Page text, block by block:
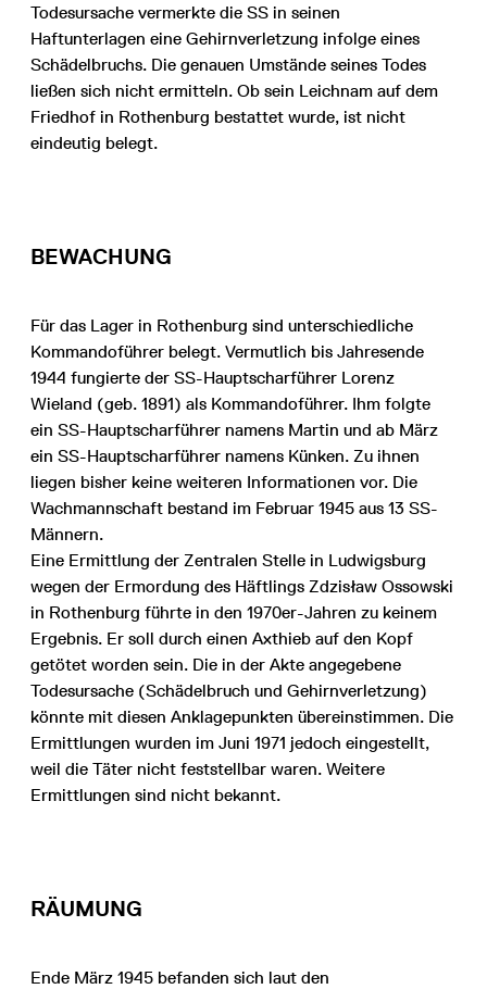
Todesursache vermerkte die SS in seinen
Haftunterlagen eine Gehirnverletzung infolge eines
Schädelbruchs. Die genauen Umstände seines Todes
ließen sich nicht ermitteln. Ob sein Leichnam auf dem
Friedhof in Rothenburg bestattet wurde, ist nicht
eindeutig belegt.
BEWACHUNG
Für das Lager in Rothenburg sind unterschiedliche
Kommandoführer belegt. Vermutlich bis Jahresende
1944 fungierte der SS-Hauptscharführer Lorenz
Wieland (geb. 1891) als Kommandoführer. Ihm folgte
ein SS-Hauptscharführer namens Martin und ab März
ein SS-Hauptscharführer namens Künken. Zu ihnen
liegen bisher keine weiteren Informationen vor. Die
Wachmannschaft bestand im Februar 1945 aus 13 SS-
Männern.
Eine Ermittlung der Zentralen Stelle in Ludwigsburg
wegen der Ermordung des Häftlings Zdzisław Ossowski
in Rothenburg führte in den 1970er-Jahren zu keinem
Ergebnis. Er soll durch einen Axthieb auf den Kopf
getötet worden sein. Die in der Akte angegebene
Todesursache (Schädelbruch und Gehirnverletzung)
könnte mit diesen Anklagepunkten übereinstimmen. Die
Ermittlungen wurden im Juni 1971 jedoch eingestellt,
weil die Täter nicht feststellbar waren. Weitere
Ermittlungen sind nicht bekannt.
RÄUMUNG
Ende März 1945 befanden sich laut den